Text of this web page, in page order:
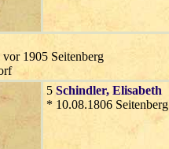
1905 Seitenberg
5 Schindler, Elisabeth
* 10.08.1806 Seitenberg